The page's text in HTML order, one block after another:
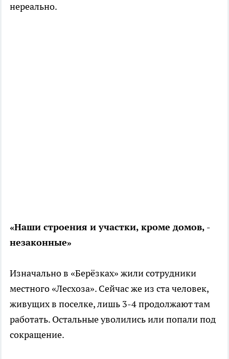
нереально.
«Наши строения и участки, кроме домов, -
незаконные»
Изначально в «Берёзках» жили сотрудники
местного «Лесхоза». Сейчас же из ста человек,
живущих в поселке, лишь 3-4 продолжают там
работать. Остальные уволились или попали под
сокращение.